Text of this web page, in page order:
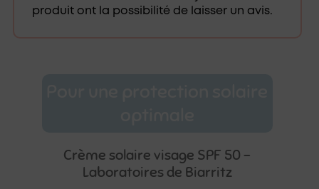
produit ont la possibilité de laisser un avis.
Crème solaire visage SPF 50 –
Laboratoires de Biarritz